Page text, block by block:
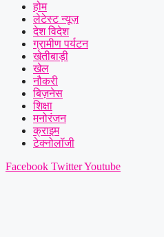
होम
लेटेस्ट न्यूज़
देश विदेश
ग्रामीण पर्यटन
खेतीबाड़ी
खेल
नौकरी
बिज़नेस
शिक्षा
मनोरंजन
क्राइम
टेक्नोलॉजी
Facebook TwitterYoutube